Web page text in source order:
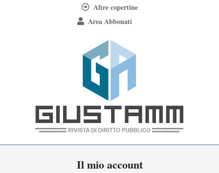
Altre copertine
Area Abbonati
Giustamm
Il mio account